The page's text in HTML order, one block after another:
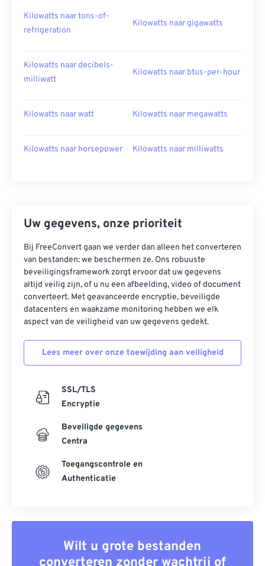
Kilowatts naar tons-of-
refrigeration
Kilowatts naar gigawatts
Kilowatts naar decibels-
milliwatt
Kilowatts naar btus-per-hour
Kilowatts naar watt Kilowatts naar megawatts
Kilowatts naar horsepower Kilowatts naar milliwatts
Uw gegevens, onze prioriteit
Bij FreeConvert gaan we verder dan alleen het converteren
van bestanden: we beschermen ze. Ons robuuste
beveiligingsframework zorgt ervoor dat uw gegevens
altijd veilig zijn, of u nu een afbeelding, video of document
converteert. Met geavanceerde encryptie, beveiligde
datacenters en waakzame monitoring hebben we elk
aspect van de veiligheid van uw gegevens gedekt.
Lees meer over onze toewijding aan veiligheid
SSL/TLS
Encryptie
Beveiligde gegevens
Centra
Toegangscontrole en
Authenticatie
Wilt u grote bestanden
converteren zonder wachtrij of